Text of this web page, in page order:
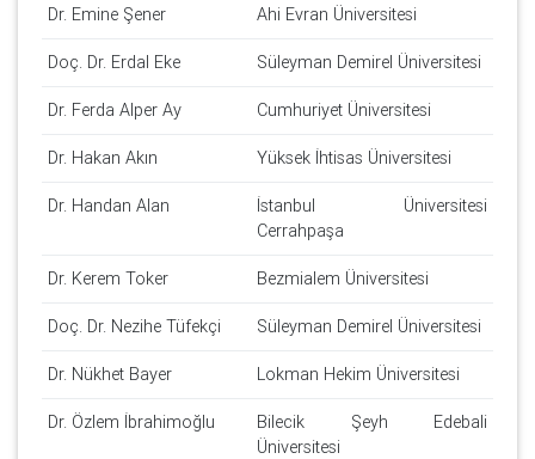
Dr. Emine Şener Ahi Evran Üniversitesi
Doç. Dr. Erdal Eke Süleyman Demirel Üniversitesi
Dr. Ferda Alper Ay Cumhuriyet Üniversitesi
Dr. Hakan Akın Yüksek İhtisas Üniversitesi
Dr. Handan Alan
İstanbul Üniversitesi
Cerrahpaşa
Dr. Kerem Toker Bezmialem Üniversitesi
Doç. Dr. Nezihe Tüfekçi Süleyman Demirel Üniversitesi
Dr. Nükhet Bayer Lokman Hekim Üniversitesi
Dr. Özlem İbrahimoğlu
Bilecik Şeyh Edebali
Üniversitesi